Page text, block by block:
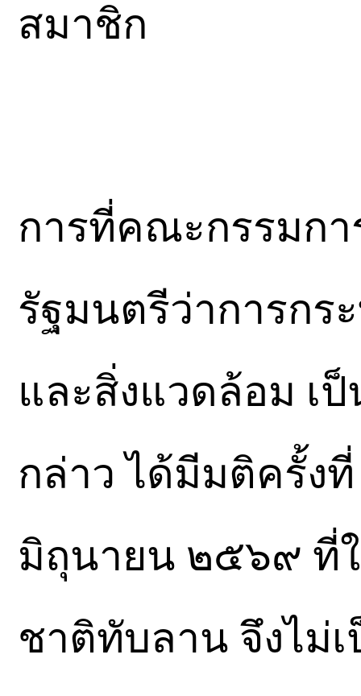
สมาชิก
การที่คณะกรรมก
รัฐมนตรีว่าการกร
และสิ่งแวดล้อม เ
กล่าว ได้มีมติครั้ง
มิถุนายน ๒๕๖๙ ที่
ชาติทับลาน จึงไม่